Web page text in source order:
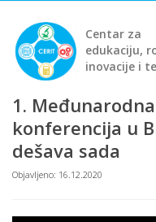
Centar za
edukaciju,
inovacije i
1.
konferencija u
dešava sada
Objavljeno: 16.12.2020